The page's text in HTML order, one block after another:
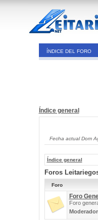
ÍNDICE DEL FORO
Índice general
Fecha actual Dom
Índice general
Foros
Foro
Foro
Foro